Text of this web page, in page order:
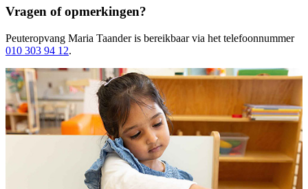
Vragen of opmerkingen?
Peuteropvang Maria Taanderis bereikbaar via het telefoonnummer
010 303 94 12.